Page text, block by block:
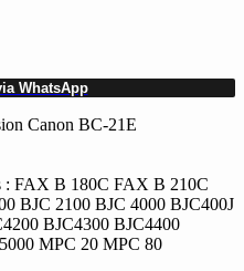
WhatsApp
Canon BC-21E
: FAX B 180C FAX B 210C
BJC 2100 BJC 4000 BJC400J
BJC4300 BJC4400
MPC 20 MPC 80